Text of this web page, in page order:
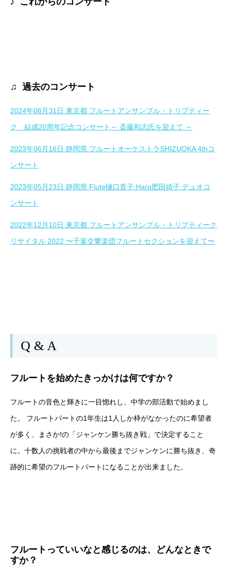
♫ 過去のコンサート
2024年08月31日 東京都 フルートアンサンブル・トリプティー
ク 結成20周年記念コンサート～ 斎藤和志氏を迎えて ～
2023年06月16日 静岡県 フルートオーケストラSHIZUOKA 4thコ
ンサート
2023年05月23日 静岡県 Flute樋口貴子 Harp肥田靖子 デュオコ
ンサート
2022年12月10日 東京都 フルートアンサンブル・トリプティーク
リサイタル 2022 〜千葉交響楽団フルートセクションを迎えて〜
Q & A
フルートを始めたきっかけは何ですか？
フルートの音色と輝きに一目惚れし、中学の部活動で始めまし
た。 フルートパートの1年生は1人しか枠がなかったのに希望者
が多く、まさか!の「ジャンケン勝ち抜き戦」で決定すること
に。十数人の挑戦者の中から最後までジャンケンに勝ち抜き、奇
跡的に希望のフルートパートになることが出来ました。
フルートっていいなと感じるのは、どんなときで
すか？